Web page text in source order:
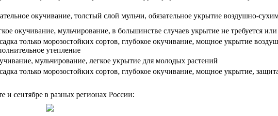
окучивание, толстый слой мульчи, обязательное укрытие воздушно-
окучивание, мульчирование, в большинстве случаев укрытие не требуется
только морозостойких сортов, глубокое окучивание, мощное укрытие
утепление
мульчирование, легкое укрытие для молодых растений
только морозостойких сортов, глубокое окучивание, мощное укрытие,
и сентябре в разных регионах России: